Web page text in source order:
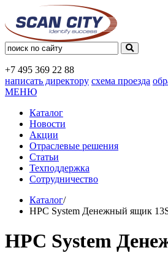
+7 495 369 22 88
написать директору схема проезда
МЕНЮ
Каталог
Новости
Акции
Отраслевые решения
Статьи
Техподдержка
Сотрудничество
Каталог/
HPC System Денежный ящик
HPC System